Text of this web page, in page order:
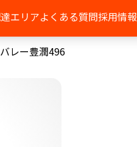
エリアよくある質問採用情報
レー豊潤496